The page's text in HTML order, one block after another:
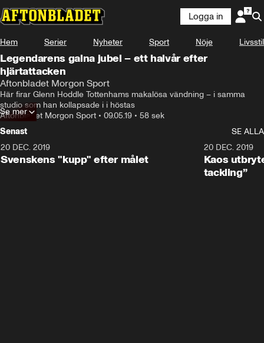
Logga in
Hem Serier Nyheter Sport Nöje Livsstil
Legendarens galna jubel – ett halvår efter
hjärtattacken
Aftonbladet Morgon Sport
Här firar Glenn Hoddle Tottenhams makalösa vändning – i samma
studio som han kollapsade i i höstas
Aftonbladet Morgon Sport • 09.05.19 • 58 sek
Se mer
Senast
SE ALLA
20 DEC. 2019
Svenskens "kupp" efter målet
20 DEC. 2019
Kaos
tackling”